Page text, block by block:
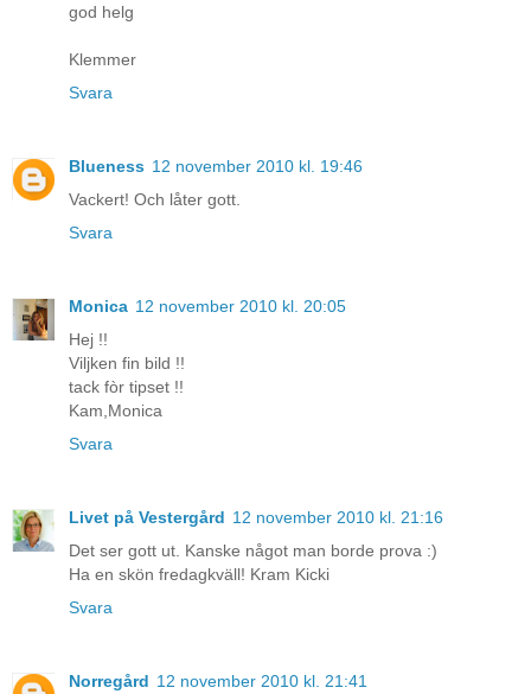
god helg
Klemmer
Svara
Blueness 12 november 2010 kl. 19:46
Vackert! Och låter gott.
Svara
Monica 12 november 2010 kl. 20:05
Hej !!
Viljken fin bild !!
tack fòr tipset !!
Kam,Monica
Svara
Livet på Vestergård 12 november 2010 kl. 21:16
Det ser gott ut. Kanske något man borde prova :)
Ha en skön fredagkväll! Kram Kicki
Svara
Norregård 12 november 2010 kl. 21:41